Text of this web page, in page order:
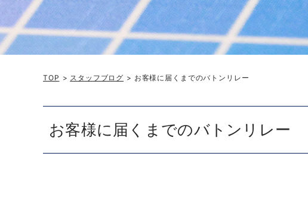
TOP > スタッフブログ > お客様に届くまでのバトンリレー
お客様に届くまでのバトンリレー